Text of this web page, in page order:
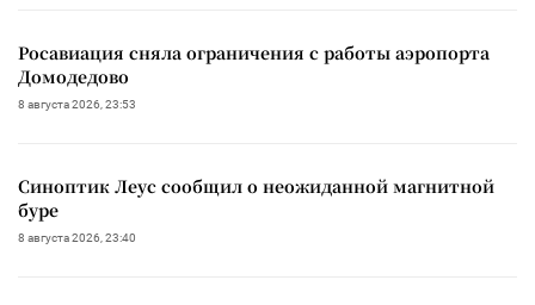
Росавиация сняла ограничения с работы аэропорта
Домодедово
8 августа 2026, 23:53
Синоптик Леус сообщил о неожиданной магнитной
буре
8 августа 2026, 23:40